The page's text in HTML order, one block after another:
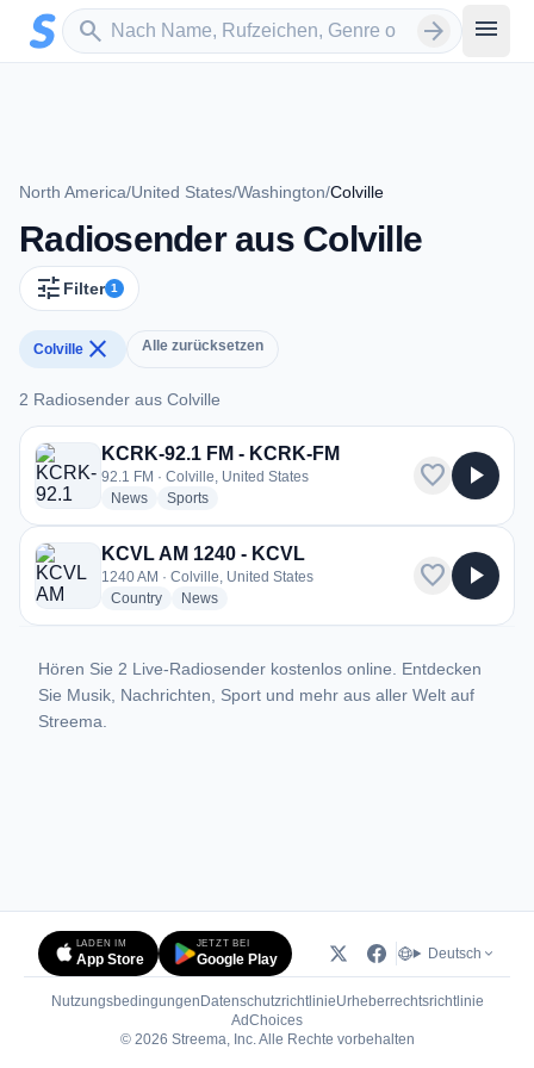
Zum Hauptinhalt springen
search
Sender suchen arrow_forward menu
North America/United States/Washington/Colville
Radiosender aus Colville
tune Filter 1
Colville close Alle zurücksetzen
2 Radiosender aus Colville
2 Radiosender aus Colville
KCRK-92.1 FM - KCRK-FM
92.1 FM · Colville, United States
Newsradio stations
Sportsradio stations
favorite play_arrow
KCVL AM 1240 - KCVL
1240 AM · Colville, United States
Countryradio stations
Newsradio stations
favorite play_arrow
Hören Sie 2 Live-Radiosender kostenlos online. Entdecken
Sie Musik, Nachrichten, Sport und mehr aus aller Welt auf
Streema.
LADEN IM
App Store
JETZT BEI
Google Play Deutsch
Nutzungsbedingungen DatenschutzrichtlinieUrheberrechtsrichtlinie
AdChoices(öffnet in neuem Tab)
© 2026 Streema, Inc. Alle Rechte vorbehalten